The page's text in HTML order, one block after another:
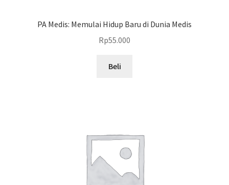
PA Medis: Memulai Hidup Baru di Dunia Medis
Rp55.000
Beli